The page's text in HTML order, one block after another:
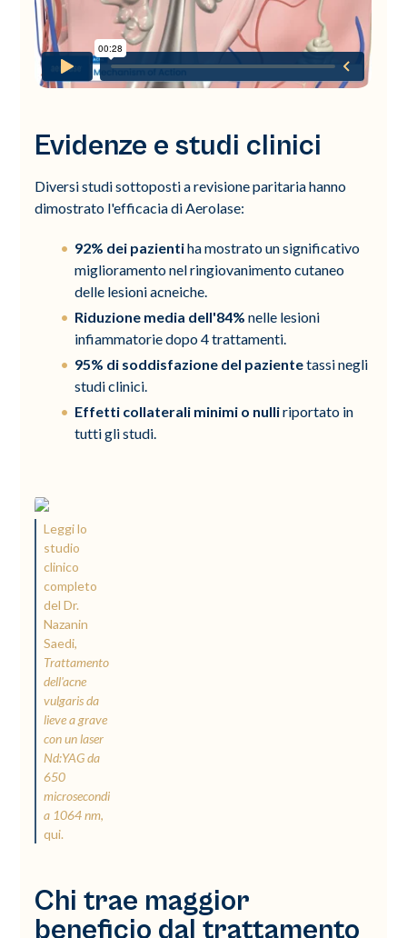
Evidenze e studi clinici
Diversi studi sottoposti a revisione paritaria hanno
dimostrato l'efficacia di Aerolase:
92% dei pazientiha mostrato un significativo
miglioramento nel ringiovanimento cutaneo
delle lesioni acneiche.
Riduzione media dell'84% nelle lesioni
infiammatorie dopo 4 trattamenti.
95% di soddisfazione del pazientetassi negli
studi clinici.
Effetti collaterali minimi o nulliriportato in
tutti gli studi.
Leggi lo
studio
clinico
completo
del Dr.
Nazanin
Saedi,
Trattamento
dell'acne
vulgaris da
lieve a grave
con un laser
Nd:YAG da
650
microsecondi
a 1064 nm,
qui.
Chi trae maggior
beneficio dal trattamento